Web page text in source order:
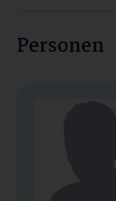
Personen